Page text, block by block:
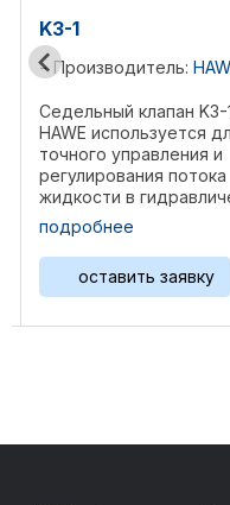
HAWE
клапан K3-1 от
используется для
управления и
потока
в гидравлических
Он применяется в
высокого давления
и выключения
а также для
различными
...
заявку